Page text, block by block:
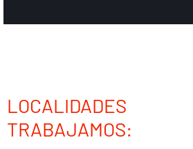
TRABAJAMOS: